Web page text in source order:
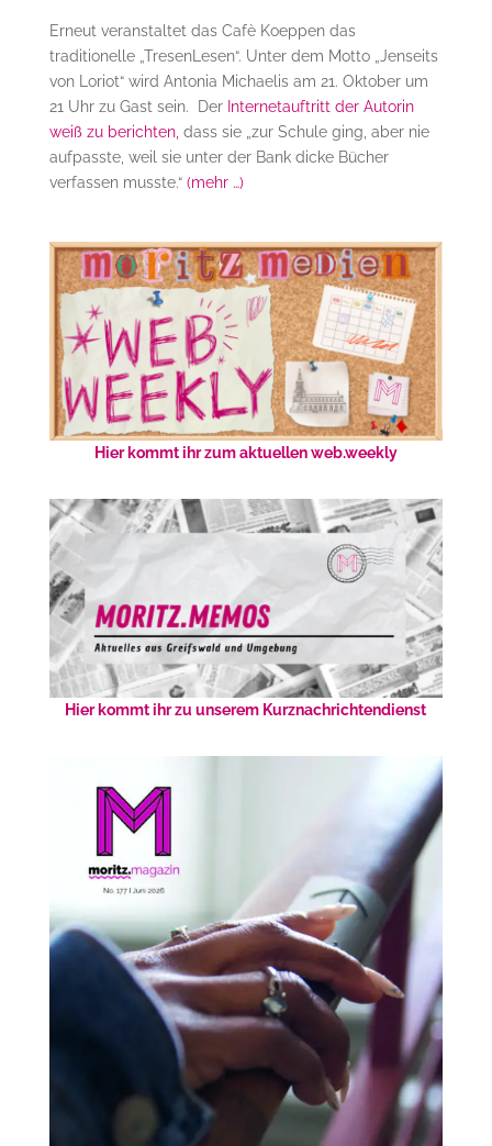
Erneut veranstaltet das Cafè Koeppen das
traditionelle „TresenLesen“. Unter dem Motto „Jenseits
von Loriot“ wird Antonia Michaelis am 21. Oktober um
21 Uhr zu Gast sein. Der Internetauftritt der Autorin
weiß zu berichten, dass sie „zur Schule ging, aber nie
aufpasste, weil sie unter der Bank dicke Bücher
verfassen musste.“ (mehr …)
Hier kommt ihr zum aktuellen web.weekly
Hier kommt ihr zu unserem Kurznachrichtendienst